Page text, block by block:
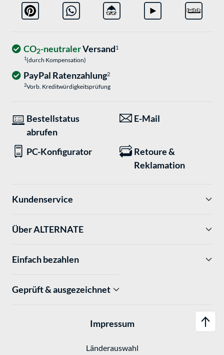
CO2-neutralerVersand1
1(durch Kompensation)
PayPal Ratenzahlung2
2Vorb. Kreditwürdigkeitsprüfung
Bestellstatus
abrufen
E-Mail
PC-Konfigurator
Retoure &
Reklamation
Kundenservice
Über ALTERNATE
Einfach bezahlen
Geprüft & ausgezeichnet
Impressum
Länderauswahl